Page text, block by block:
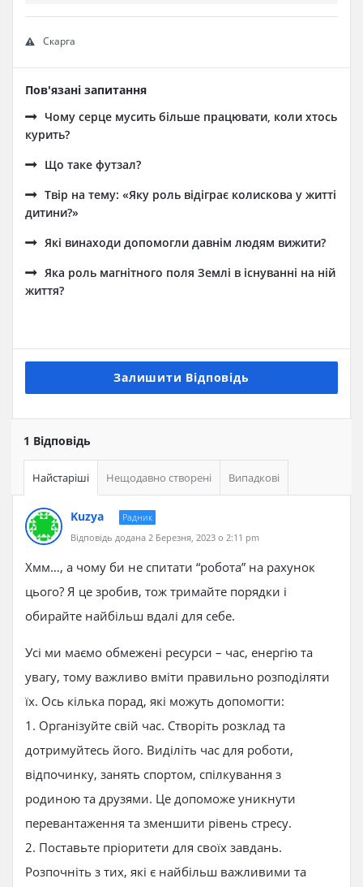
Скарга
Пов'язані запитання
Чому серце мусить більше працювати, коли хтось
курить?
Що таке футзал?
Твір на тему: «Яку роль відіграє колискова у житті
дитини?»
Які винаходи допомогли давнім людям вижити?
Яка роль магнітного поля Землі в існуванні на ній
життя?
Залишити Відповідь
1 Відповідь
Найстаріші Нещодавно створені Випадкові
Kuzya
Радник
Відповідь додана 2 Березня, 2023 о 2:11 pm
Хмм…, а чому би не спитати “робота” на рахунок
цього? Я це зробив, тож тримайте порядки і
обирайте найбільш вдалі для себе.
Усі ми маємо обмежені ресурси – час, енергію та
увагу, тому важливо вміти правильно розподіляти
їх. Ось кілька порад, які можуть допомогти:
1. Організуйте свій час. Створіть розклад та
дотримуйтесь його. Виділіть час для роботи,
відпочинку, занять спортом, спілкування з
родиною та друзями. Це допоможе уникнути
перевантаження та зменшити рівень стресу.
2. Поставьте пріоритети для своїх завдань.
Розпочніть з тих, які є найбільш важливими та